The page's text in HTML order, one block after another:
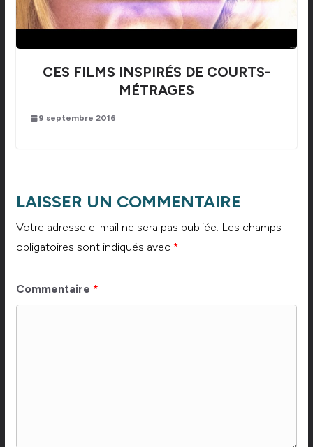
CES FILMS INSPIRÉS DE COURTS-
MÉTRAGES
9 septembre 2016
LAISSER UN COMMENTAIRE
Votre adresse e-mail ne sera pas publiée. Les champs
obligatoires sont indiqués avec *
Commentaire *